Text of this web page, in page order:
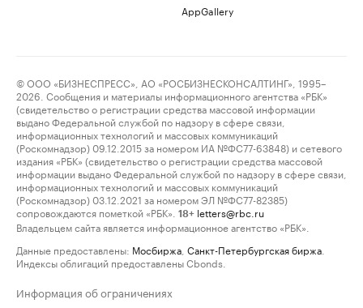
AppGallery
© ООО «БИЗНЕСПРЕСС», АО «РОСБИЗНЕСКОНСАЛТИНГ», 1995–
2026. Сообщения и материалы информационного агентства «РБК»
(свидетельство о регистрации средства массовой информации
выдано Федеральной службой по надзору в сфере связи,
информационных технологий и массовых коммуникаций
(Роскомнадзор) 09.12.2015 за номером ИА №ФС77-63848) и сетевого
издания «РБК» (свидетельство о регистрации средства массовой
информации выдано Федеральной службой по надзору в сфере связи,
информационных технологий и массовых коммуникаций
(Роскомнадзор) 03.12.2021 за номером ЭЛ №ФС77-82385)
сопровождаются пометкой «РБК».
18+ letters@rbc.ru
Владельцем сайта является информационное агентство «РБК».
Данные предоставлены: Мосбиржа Санкт-Петербургская биржа
Индексы облигаций предоставлены Cbonds.
Информация об ограничениях